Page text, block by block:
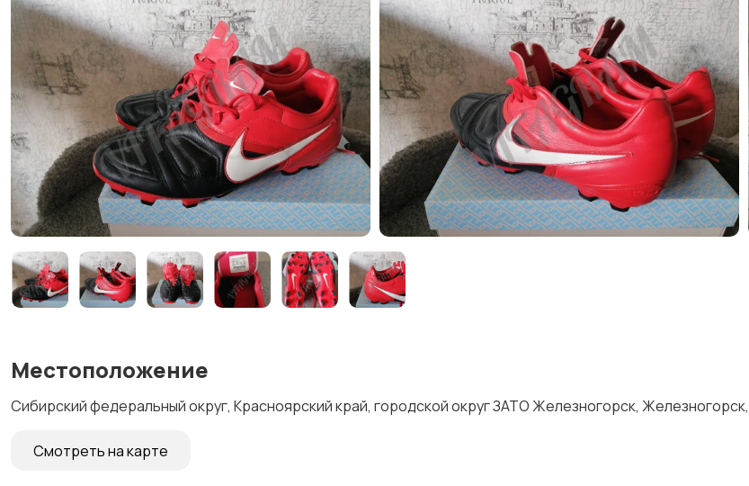
Местоположение
Сибирский федеральный округ, Красноярский край, городской округ ЗАТО Железногорск,
Смотреть на карте